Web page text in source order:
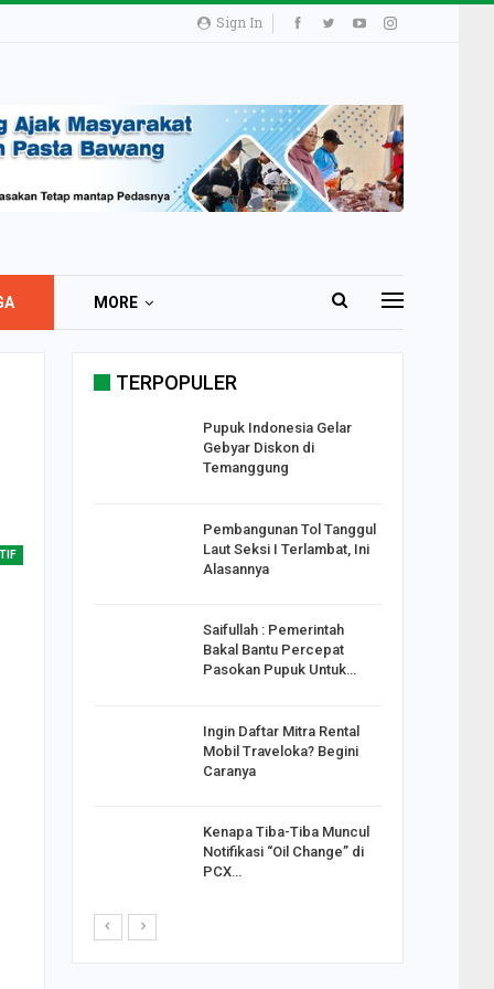
Sign In
MORE
TERPOPULER
I
Pupuk Indonesia Gelar
Gebyar Diskon di
Temanggung
Pembangunan Tol Tanggul
Laut Seksi I Terlambat, Ini
Alasannya
Saifullah : Pemerintah
Bakal Bantu Percepat
Pasokan Pupuk Untuk…
Ingin Daftar Mitra Rental
Mobil Traveloka? Begini
Caranya
Kenapa Tiba-Tiba Muncul
Notifikasi “Oil Change” di
PCX…